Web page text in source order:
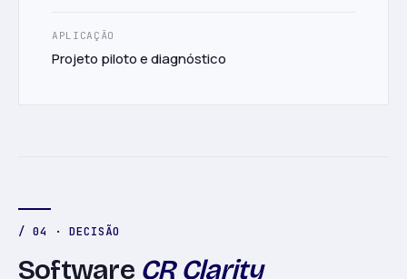
APLICAÇÃO
Projeto piloto e diagnóstico
/ 04 · DECISÃO
Software CR Clarity